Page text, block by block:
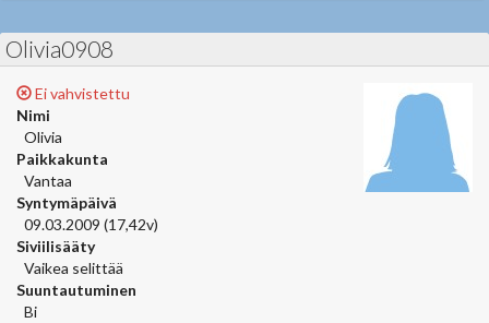
Olivia0908
Ei vahvistettu
Nimi
Olivia
Paikkakunta
Vantaa
Syntymäpäivä
09.03.2009 (17,42v)
Siviilisääty
Vaikea selittää
Suuntautuminen
Bi